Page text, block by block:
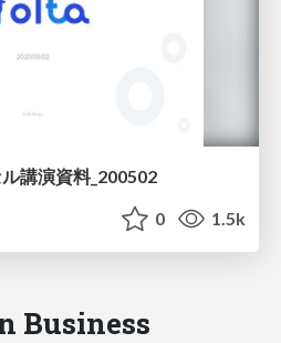
講演資料_200502
0 1.5k
Business